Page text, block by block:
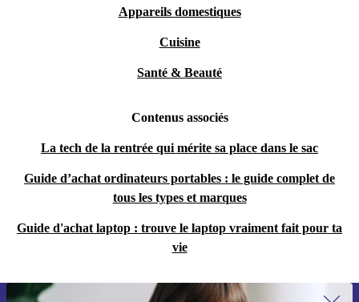
Appareils domestiques
Cuisine
Santé & Beauté
Contenus associés
La tech de la rentrée qui mérite sa place dans le sac
Guide d’achat ordinateurs portables : le guide complet de
tous les types et marques
Guide d'achat laptop : trouve le laptop vraiment fait pour ta
vie